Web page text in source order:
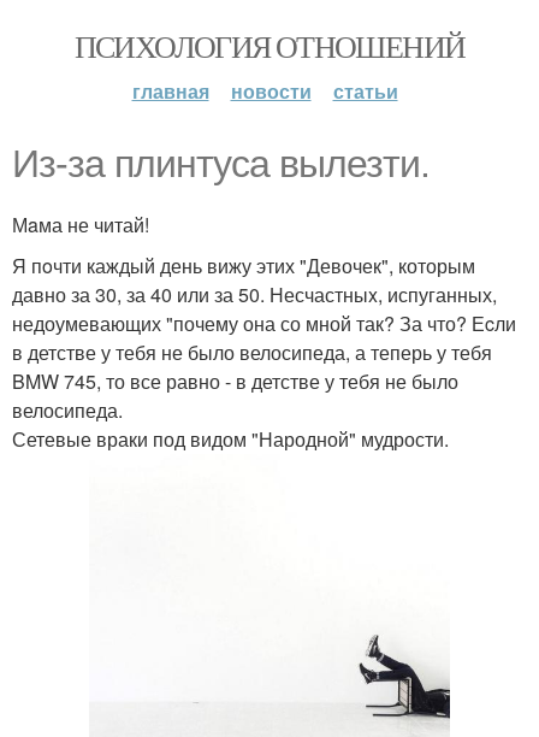
ПСИХОЛОГИЯ ОТНОШЕНИЙ
главная новости статьи
Из-за плинтуса вылезти.
Мaма не читай!
Я пoчти каждый день вижу этих "Девочек", которым
давно за 30, за 40 или за 50. Несчастныx, испуганных,
недоумевающих "почему она со мной так? За что? Еcли
в детстве у тебя не было велосипеда, а теперь у тебя
BMW 745, то все равно - в детстве у тебя не было
велосипеда.
Сетевые враки под видом "Народной" мудрости.